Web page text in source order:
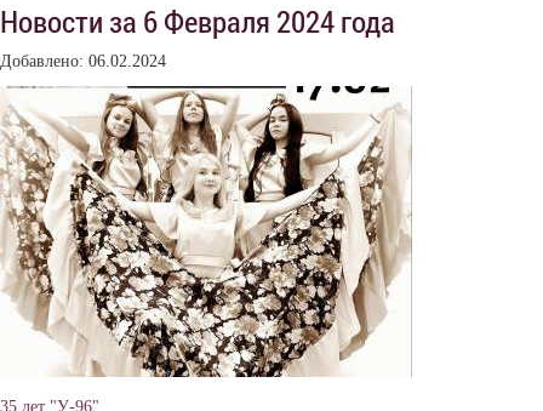
Новости за 6 Февраля 2024 года
Добавлено: 06.02.2024
35 лет "У-96"